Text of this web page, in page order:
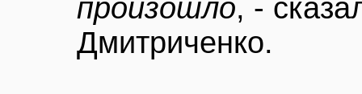
произошло, -
Дмитриченко.